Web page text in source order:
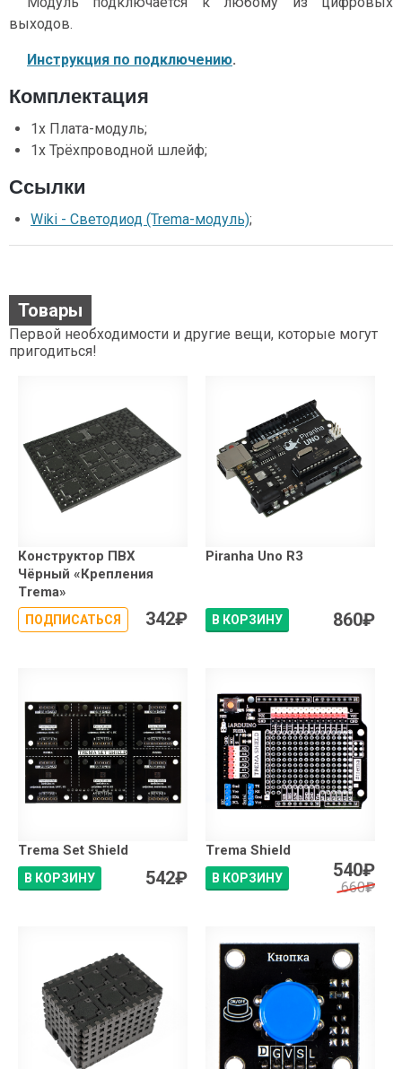
выходов.
Инструкция по подключению.
Комплектация
1x Плата-модуль;
1x Трёхпроводной шлейф;
Ссылки
Wiki - Светодиод (Trema-модуль);
Товары
Первой необходимости и другие вещи, которые могут
пригодиться!
Конструктор ПВХ
Чёрный «Крепления
Trema»
ПОДПИСАТЬСЯ 342₽
Piranha Uno R3
В КОРЗИНУ 860₽
Trema Set Shield
В КОРЗИНУ 542₽
Trema Shield
В КОРЗИНУ 540₽
660₽